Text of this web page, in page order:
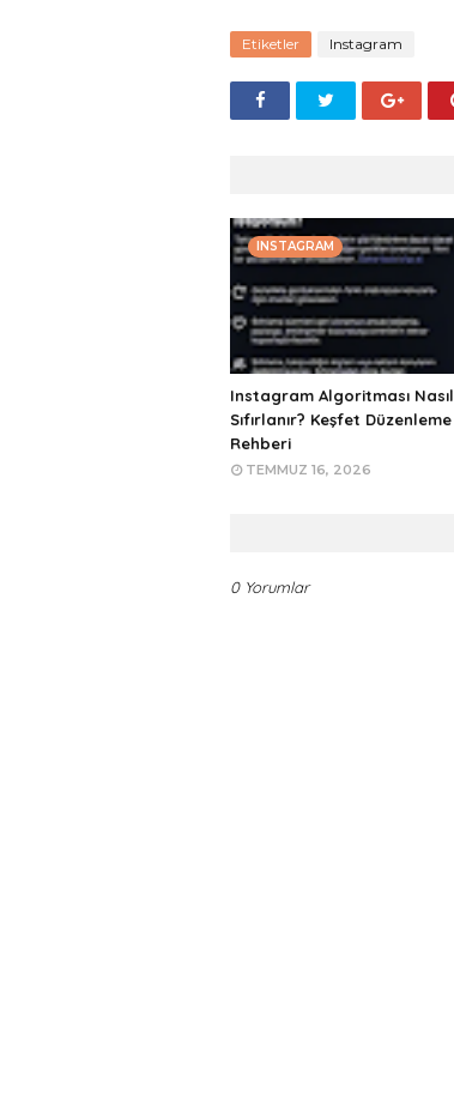
Etiketler Instagram
INSTAGRAM
Instagram Algoritması Nasıl
Sıfırlanır? Keşfet Düzenleme
Rehberi
TEMMUZ 16, 2026
0 Yorumlar